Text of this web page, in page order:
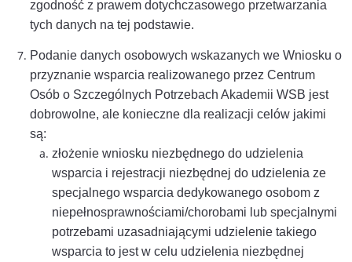
zgodność z prawem dotychczasowego przetwarzania
tych danych na tej podstawie.
Podanie danych osobowych wskazanych we Wniosku o
przyznanie wsparcia realizowanego przez Centrum
Osób o Szczególnych Potrzebach Akademii WSB jest
dobrowolne, ale konieczne dla realizacji celów jakimi
są:
złożenie wniosku niezbędnego do udzielenia
wsparcia i rejestracji niezbędnej do udzielenia ze
specjalnego wsparcia dedykowanego osobom z
niepełnosprawnościami/chorobami lub specjalnymi
potrzebami uzasadniającymi udzielenie takiego
wsparcia to jest w celu udzielenia niezbędnej